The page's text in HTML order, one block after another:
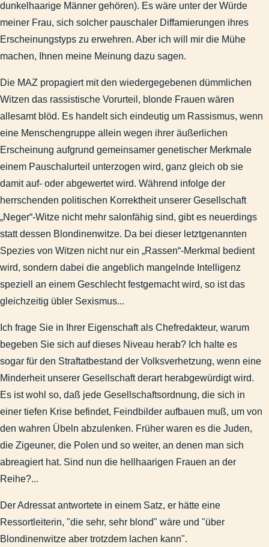
2006-11-09 - MAZ - Verfassungsschutz besteht seit 15
2012-08-00 - MAZ - Sonderbeilage Olympia, S. IV.docx
Juni 2011: Inländerfeindlichkeit - Blödelei auf Kosten
Ein auffällig unterschiedlicher Nachrichtenwert
Soll man Heiligabend Scheiße schreien? Gedanken zur
2010-04-15 - MAZ - Leserbriefseite - Widerspruch zu
2007-01-12 - Leserpost zum Thema Diätenerhöhung.docx
2012-02-05 - MAZ - Linke lehnen Schlapphüte ab.docx
Kommunal
Brandenburg
Garnisongeschichte
Veröffentlichungen
Impressum
Suchen & Finden
Abbildungen-deaktiviert
dunkelhaarige Männer gehören). Es wäre unter der Würde
meiner Frau, sich solcher pauschaler Diffamierungen ihres
Erscheinungstyps zu erwehren. Aber ich will mir die Mühe
machen, Ihnen meine Meinung dazu sagen.
Die MAZ propagiert mit den wiedergegebenen dümmlichen
Witzen das rassistische Vorurteil, blonde Frauen wären
allesamt blöd. Es handelt sich eindeutig um Rassismus, wenn
eine Menschengruppe allein wegen ihrer äußerlichen
Erscheinung aufgrund gemeinsamer genetischer Merkmale
einem Pauschalurteil unterzogen wird, ganz gleich ob sie
damit auf- oder abgewertet wird. Während infolge der
herrschenden politischen Korrektheit unserer Gesellschaft
„Neger“-Witze nicht mehr salonfähig sind, gibt es neuerdings
statt dessen Blondinenwitze. Da bei dieser letztgenannten
Spezies von Witzen nicht nur ein „Rassen“-Merkmal bedient
wird, sondern dabei die angeblich mangelnde Intelligenz
speziell an einem Geschlecht festgemacht wird, so ist das
gleichzeitig übler Sexismus...
Ich frage Sie in Ihrer Eigenschaft als Chefredakteur, warum
begeben Sie sich auf dieses Niveau herab? Ich halte es
sogar für den Straftatbestand der Volksverhetzung, wenn eine
Minderheit unserer Gesellschaft derart herabgewürdigt wird.
Es ist wohl so, daß jede Gesellschaftsordnung, die sich in
einer tiefen Krise befindet, Feindbilder aufbauen muß, um von
den wahren Übeln abzulenken. Früher waren es die Juden,
die Zigeuner, die Polen und so weiter, an denen man sich
abreagiert hat. Sind nun die hellhaarigen Frauen an der
Reihe?...
Der Adressat antwortete in einem Satz, er hätte eine
Ressortleiterin, "die sehr, sehr blond" wäre und "über
Blondinenwitze aber trotzdem lachen kann".